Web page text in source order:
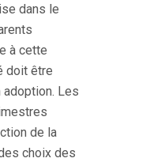
dans le
à cette
doit être
adoption. Les
de la
choix des